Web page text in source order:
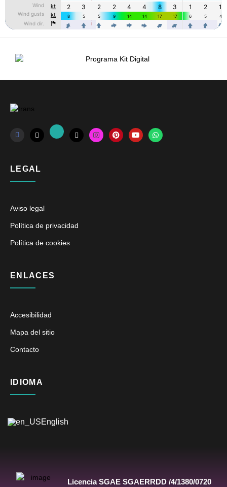
LEGAL
Aviso legal
Política de privacidad
Política de cookies
ENLACES
Accesibilidad
Mapa del sitio
Contacto
IDIOMA
English
Licencia SGAE SGAERRDD /4/1380/0720